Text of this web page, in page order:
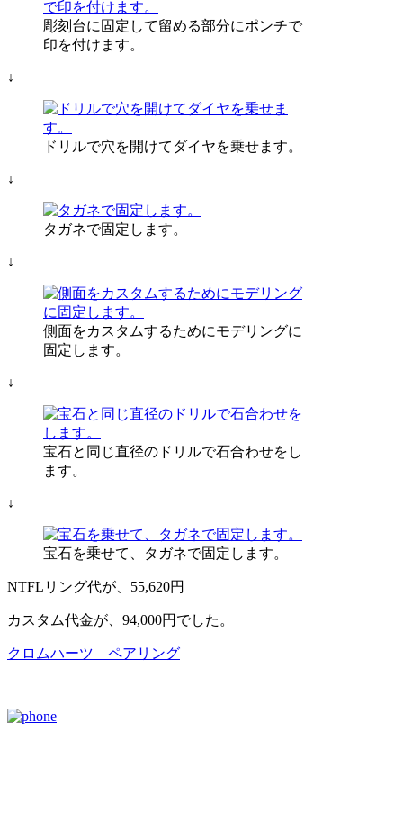
彫刻台に固定して留める部分にポンチで
印を付けます。
↓
ドリルで穴を開けてダイヤを乗せます。
↓
タガネで固定します。
↓
側面をカスタムするためにモデリングに
固定します。
↓
宝石と同じ直径のドリルで石合わせをし
ます。
↓
宝石を乗せて、タガネで固定します。
NTFLリング代が、55,620円
カスタム代金が、94,000円でした。
クロムハーツ ペアリング